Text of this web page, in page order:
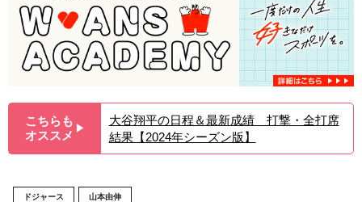
こちらも
オススメ ▶︎
大谷翔平の日程＆最新成績 打撃・全打席
結果【2024年シーズン版】
ドジャース 山本由伸